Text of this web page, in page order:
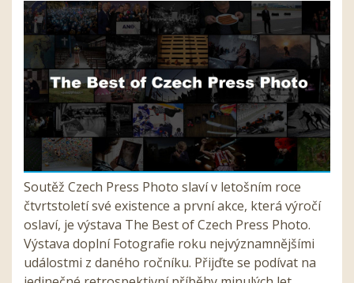
Soutěž Czech Press Photo slaví v letošním roce
čtvrtstoletí své existence a první akce, která výročí
oslaví, je výstava The Best of Czech Press Photo.
Výstava doplní Fotografie roku nejvýznamnějšími
událostmi z daného ročníku. Přijďte se podívat na